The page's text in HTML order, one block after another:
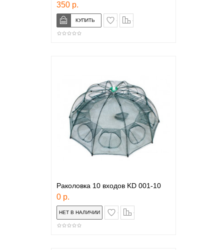
350 р.
в закладки
Раколовка 10 входов KD 001-10
0 р.
в закладки